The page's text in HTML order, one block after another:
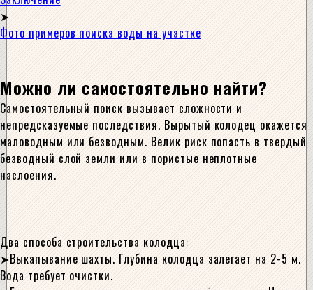
Фото примеров поиска воды на участке
Можно ли самостоятельно найти?
Самостоятельный поиск вызывает сложности и
непредсказуемые последствия. Вырытый колодец окажется
маловодным или безводным. Велик риск попасть в твердый
безводный слой земли или в пористые неплотные
наслоения.
Два способа строительства колодца:
Выкапывание шахты. Глубина колодца залегает на 2-5 м.
Вода требует очистки.